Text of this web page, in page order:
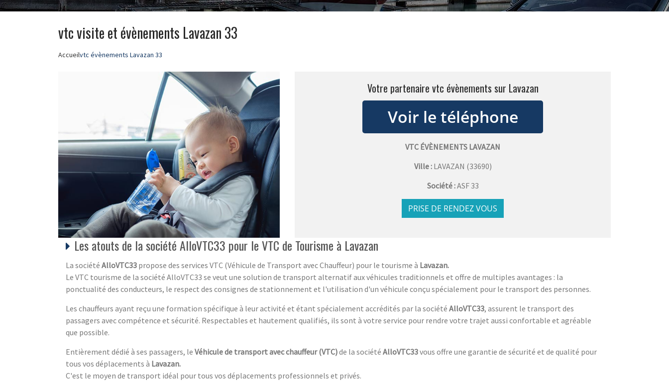
vtc visite et évènements Lavazan 33
Accueilvtc évènements Lavazan 33
Votre partenaire vtc évènements sur Lavazan
VTC ÉVÈNEMENTS LAVAZAN
Ville : LAVAZAN (33690)
Société :ASF 33
PRISE DE RENDEZ VOUS
Les atouts de la société AlloVTC33 pour le VTC de Tourisme à Lavazan
La société AlloVTC33 propose des services VTC (Véhicule de Transport avec Chauffeur) pour le tourisme à Lavazan.
Le VTC tourisme de la société AlloVTC33 se veut une solution de transport alternatif aux véhicules traditionnels et offre de multiples avantages : la
ponctualité des conducteurs, le respect des consignes de stationnement et l'utilisation d'un véhicule conçu spécialement pour le transport des personnes.
Les chauffeurs ayant reçu une formation spécifique à leur activité et étant spécialement accrédités par la société AlloVTC33, assurent le transport des
passagers avec compétence et sécurité. Respectables et hautement qualifiés, ils sont à votre service pour rendre votre trajet aussi confortable et agréable
que possible.
Entièrement dédié à ses passagers, le Véhicule de transport avec chauffeur (VTC)de la société AlloVTC33vous offre une garantie de sécurité et de qualité pour
tous vos déplacements à Lavazan.
C'est le moyen de transport idéal pour tous vos déplacements professionnels et privés.